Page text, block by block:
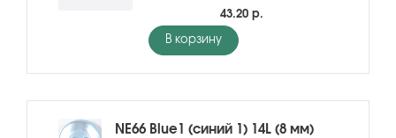
43.20 р.
В корзину
NE66 Blue1 (синий 1) 14L (8 мм)